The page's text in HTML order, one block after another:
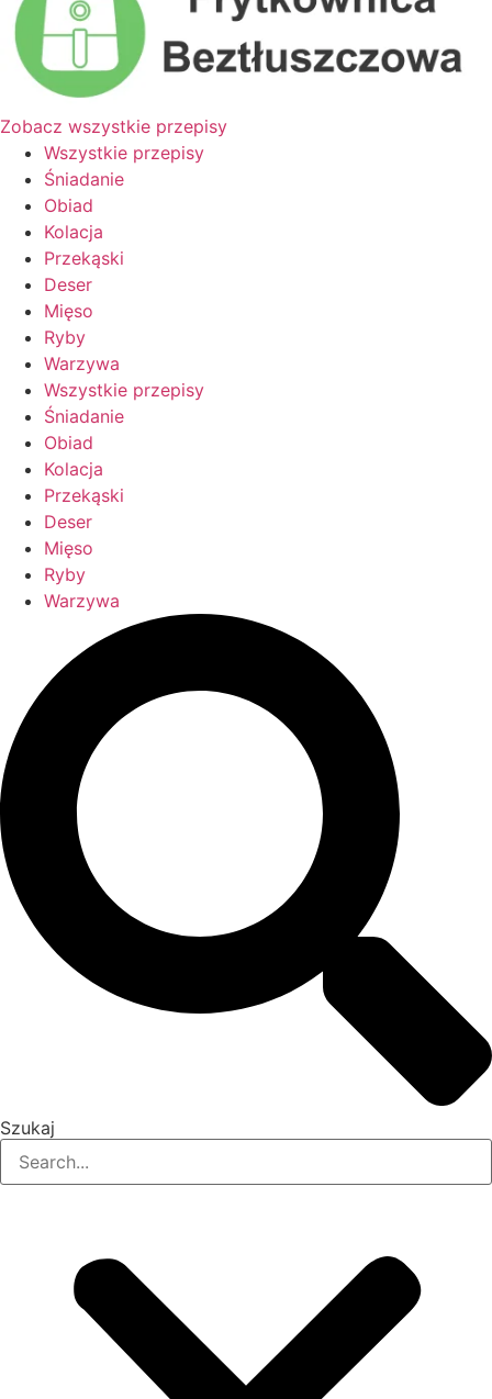
Zobacz wszystkie przepisy
Wszystkie przepisy
Śniadanie
Obiad
Kolacja
Przekąski
Deser
Mięso
Ryby
Warzywa
Wszystkie przepisy
Śniadanie
Obiad
Kolacja
Przekąski
Deser
Mięso
Ryby
Warzywa
Szukaj